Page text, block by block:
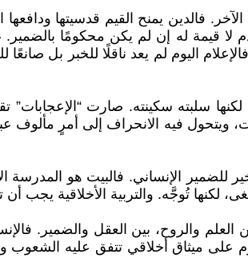
فالدين يمنح القيم قدسيتها
لا قيمة له إن لم يكن محكومًا
اليوم لم يعد ناقلًا للخبر بل
سلبته سكينته. صارت “الإعجابات”
فيه الانحراف إلى أمرٍ مألوف
للضمير الإنساني. فالبيت هو المدرسة
لكنها تُوجَّه. والتربية الأخلاقية يجب
العلم والروح، بين العقل والضمير.
على ميثاق أخلاقي تتفق عليه الشعوب